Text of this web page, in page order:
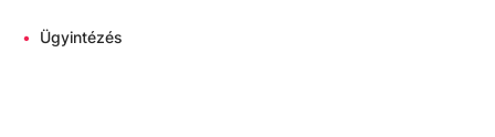
• Ügyintézés